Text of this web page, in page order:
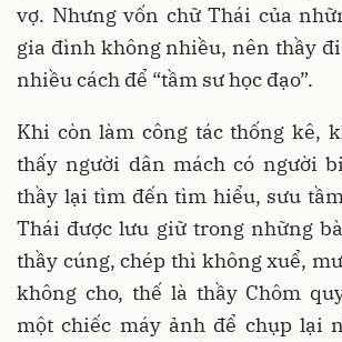
vợ. Nhưng vốn chữ Thái của
gia đình không nhiều, nên thầy
nhiều cách để “tầm sư học đạo”.
Khi còn làm công tác thống kê,
thấy người dân mách có người
thầy lại tìm đến tìm hiểu, sưu
Thái được lưu giữ trong những
thầy cúng, chép thì không xuể,
không cho, thế là thầy Chôm
một chiếc máy ảnh để chụp lại